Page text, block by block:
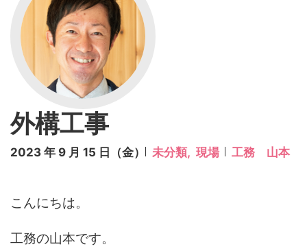
外構工事
2023 年 9 月 15 日（金） 未分類, 現場 工務 山本
こんにちは。
工務の山本です。